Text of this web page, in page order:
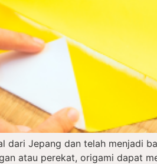
dari Jepang dan telah menjadi
atau perekat, origami dapat